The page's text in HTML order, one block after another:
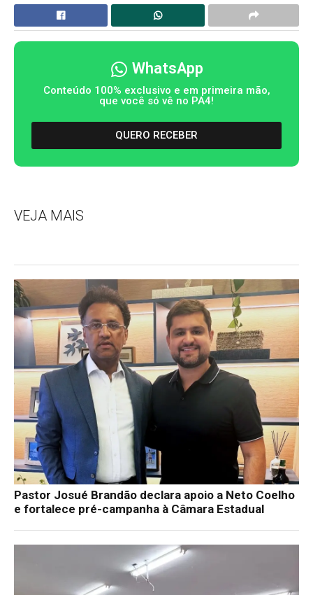
WhatsApp
Conteúdo 100% exclusivo e em primeira mão,
que você só vê no PA4!
QUERO RECEBER
VEJA MAIS
Pastor Josué Brandão declara apoio a Neto Coelho
e fortalece pré-campanha à Câmara Estadual